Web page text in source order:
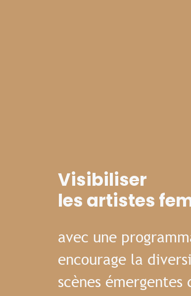
Visibiliser
les artistes
avec une
encourage la
scènes